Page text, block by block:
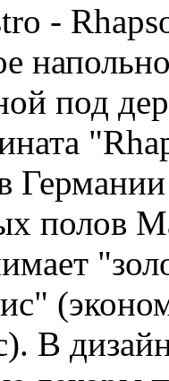
-
под
полов
В